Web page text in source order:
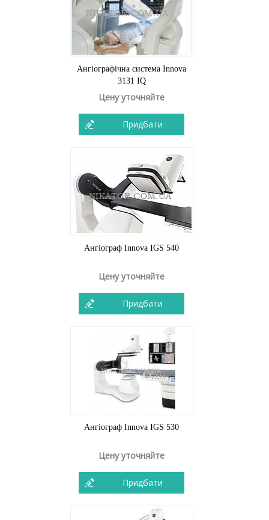
Ангіографічна система Innova
3131 IQ
Цену уточняйте
Придбати
Ангіограф Innova IGS 540
Цену уточняйте
Придбати
Ангіограф Innova IGS 530
Цену уточняйте
Придбати